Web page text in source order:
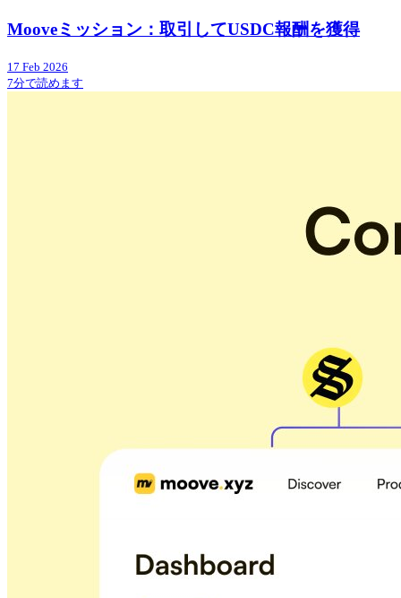
Mooveミッション：取引してUSDC報酬を獲得
17 Feb 2026
7分で読めます